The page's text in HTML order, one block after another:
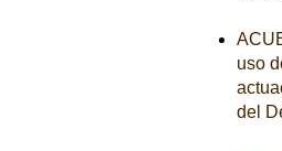
uso
del